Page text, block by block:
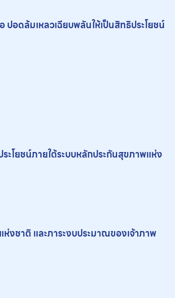
อดล้มเหลวเฉียบพลันให้เป็นสิทธิประโยชน์
โยชน์ภายใต้ระบบหลักประกันสุขภาพแห่ง
ห่งชาติ และภาระงบประมาณของเจ้าภาพ